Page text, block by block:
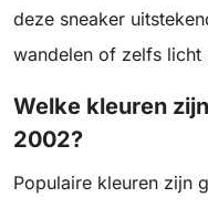
deze sneaker
wandelen of zelfs licht
Welke kleuren
2002?
Populaire kleuren zijn